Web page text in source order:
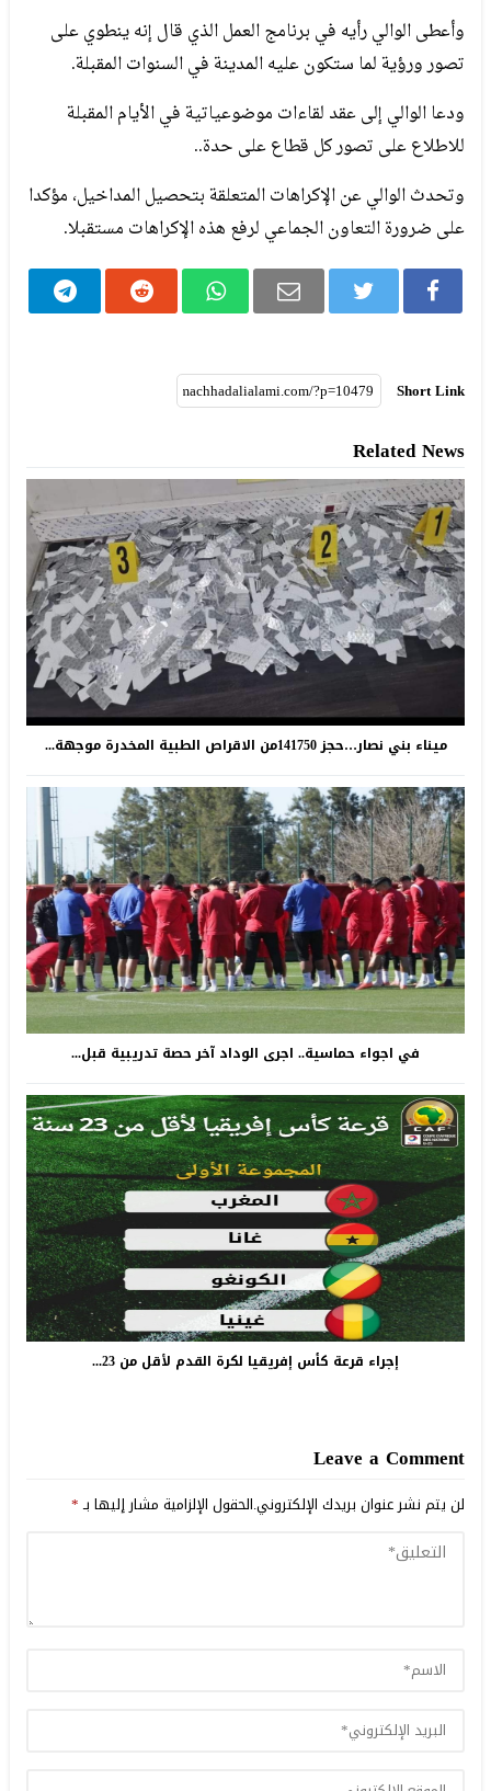
وأعطى الوالي رأيه في برنامج العمل الذي قال إنه ينطوي على
تصور ورؤية لما ستكون عليه المدينة في السنوات المقبلة.
ودعا الوالي إلى عقد لقاءات موضوعياتية في الأيام المقبلة
للاطلاع على تصور كل قطاع على حدة..
وتحدث الوالي عن الإكراهات المتعلقة بتحصيل المداخيل، مؤكدا
على ضرورة التعاون الجماعي لرفع هذه الإكراهات مستقبلا.
Short Link
Related News
ميناء بني نصار…حجز 141750من الاقراص الطبية المخدرة موجهة...
في اجواء حماسية.. اجرى الوداد آخر حصة تدريبية قبل...
إجراء قرعة كأس إفريقيا لكرة القدم لأقل من 23...
Leave a Comment
لن يتم نشر عنوان بريدك الإلكتروني.الحقول الإلزامية مشار إليها بـ*